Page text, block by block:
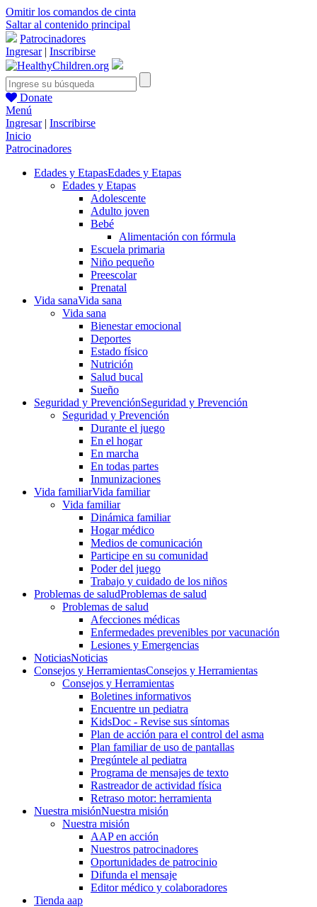
Omitir los comandos de cinta
Saltar al contenido principal
Patrocinadores
Ingresar| Inscribirse
Donate
Menú
Ingresar| Inscribirse
Inicio
Patrocinadores
Edades y EtapasEdades y Etapas
Edades y Etapas
Adolescente
Adulto joven
Bebé
Alimentación con fórmula
Escuela primaria
Niño pequeño
Preescolar
Prenatal
Vida sanaVida sana
Vida sana
Bienestar emocional
Deportes
Estado físico
Nutrición
Salud bucal
Sueño
Seguridad y PrevenciónSeguridad y Prevención
Seguridad y Prevención
Durante el juego
En el hogar
En marcha
En todas partes
Inmunizaciones
Vida familiarVida familiar
Vida familiar
Dinámica familiar
Hogar médico
Medios de comunicación
Participe en su comunidad
Poder del juego
Trabajo y cuidado de los niños
Problemas de saludProblemas de salud
Problemas de salud
Afecciones médicas
Enfermedades prevenibles por vacunación
Lesiones y Emergencias
NoticiasNoticias
Consejos y HerramientasConsejos y Herramientas
Consejos y Herramientas
Boletines informativos
Encuentre un pediatra
KidsDoc - Revise sus síntomas
Plan de acción para el control del asma
Plan familiar de uso de pantallas
Pregúntele al pediatra
Programa de mensajes de texto
Rastre​​ador de activida​d física
Retraso motor: herramienta
Nuestra misiónNuestra misión
Nuestra misión
AAP en acción
Nuestros patrocinadores
Oportunidades de patrocinio
Difunda el mensaje
Editor médico y colaboradores
Tienda aap